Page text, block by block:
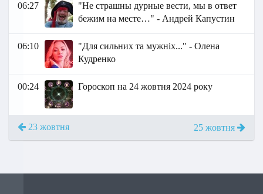
06:27
"Не страшны дурные вести, мы в ответ
бежим на месте…" - Андрей Капустин
06:10
"Для сильних та мужніх..." - Олена
Кудренко
00:24 Гороскоп на 24 жовтня 2024 року
23 жовтня 25 жовтня